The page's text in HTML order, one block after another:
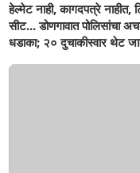
हेल्मेट नाही, कागदपत्रे नाहीत,
सीट... डोणगावात पोलिसांचा
धडाका; २० दुचाकीस्वार थेट